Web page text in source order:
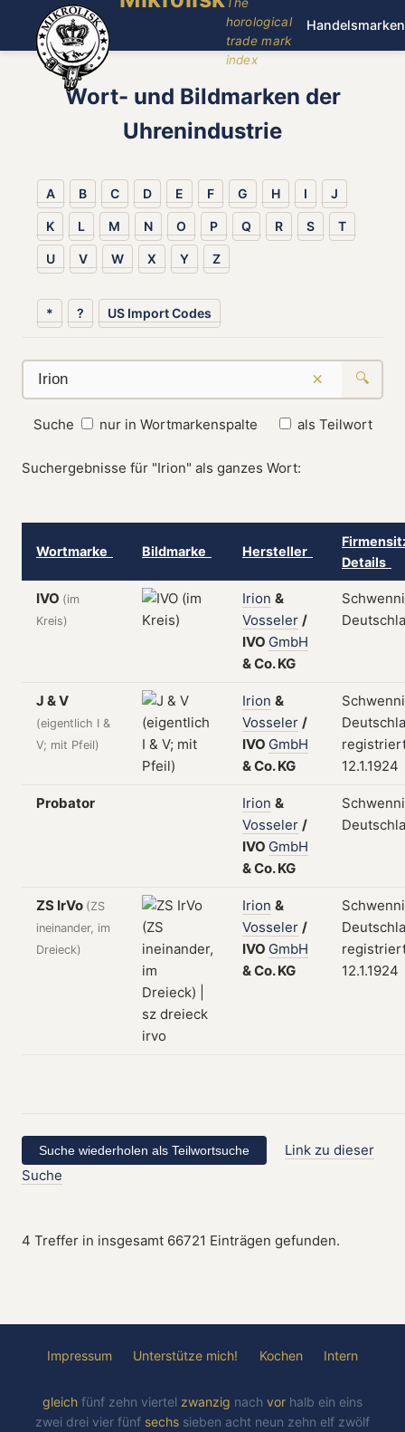
horological
trade mark
index
Handelsmarken
Wort- und Bildmarken der
Uhrenindustrie
A B C D E F G H I J
K L M N O P Q R S T
U V W X Y Z
* ? US Import Codes
× 🔍
Suche nur in Wortmarkenspalte als Teilwort
Suchergebnisse für "Irion" als ganzes Wort:
Wortmarke Bildmarke Hersteller
Details
IVO (im
Kreis)
Irion &
Vosseler /
IVO GmbH
&Co.KG
J & V
(eigentlich I &
V; mit Pfeil)
Irion &
Vosseler /
IVO GmbH
&Co.KG
12.1.1924
Probator Irion &
Vosseler /
IVO GmbH
&Co.KG
ZS IrVo (ZS
ineinander, im
Dreieck)
Irion &
Vosseler /
IVO GmbH
&Co.KG
12.1.1924
Link zu dieser
Suche
4 Treffer in insgesamt 66721 Einträgen gefunden.
Impressum Unterstütze mich! Kochen Intern
gleich fünf zehn viertel zwanzig nach vor halb ein eins
zwei drei vier fünf sechs sieben acht neun zehn elf zwölf